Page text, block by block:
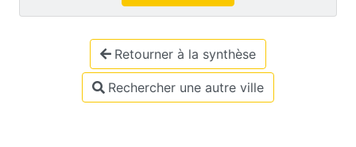
Retourner à la synthèse
Rechercher une autre ville